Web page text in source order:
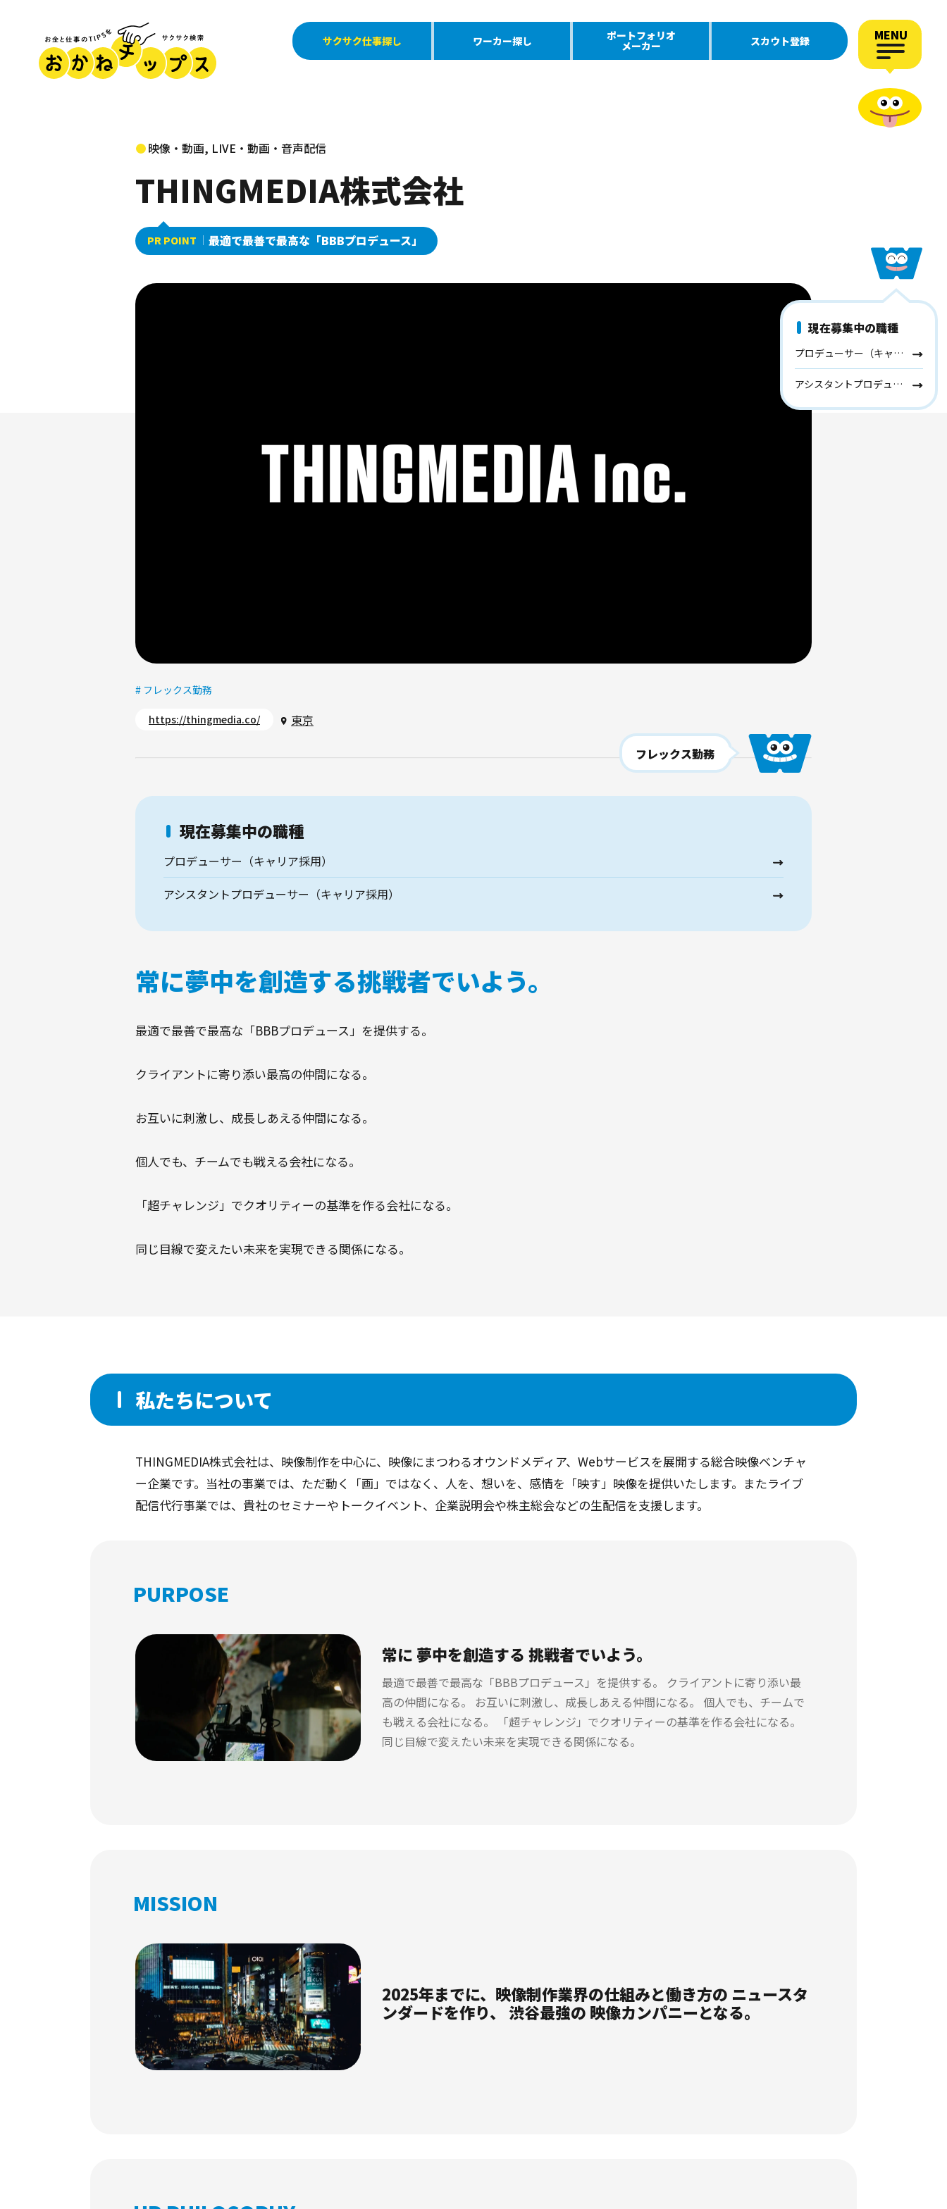
サクサク仕事探し ワーカー探し ポートフォリオ
メーカー スカウト登録 MENU
現在募集中の職種
プロデューサー（キャリア採用）
アシスタントプロデューサー（キャリア採用）
映像・動画, LIVE・動画・音声配信
THINGMEDIA株式会社
PR POINT 最適で最善で最高な「BBBプロデュース」
# フレックス勤務
https://thingmedia.co/ 東京
フレックス勤務
現在募集中の職種
プロデューサー（キャリア採用）
アシスタントプロデューサー（キャリア採用）
常に夢中を創造する挑戦者でいよう。
最適で最善で最高な「BBBプロデュース」を提供する。
クライアントに寄り添い最高の仲間になる。
お互いに刺激し、成長しあえる仲間になる。
個人でも、チームでも戦える会社になる。
「超チャレンジ」でクオリティーの基準を作る会社になる。
同じ目線で変えたい未来を実現できる関係になる。
私たちについて
THINGMEDIA株式会社は、映像制作を中心に、映像にまつわるオウンドメディア、Webサービスを展開する総合映像ベンチャ
ー企業です。当社の事業では、ただ動く「画」ではなく、人を、想いを、感情を「映す」映像を提供いたします。またライブ
配信代行事業では、貴社のセミナーやトークイベント、企業説明会や株主総会などの生配信を支援します。
PURPOSE
常に 夢中を創造する 挑戦者でいよう。
最適で最善で最高な「BBBプロデュース」を提供する。 クライアントに寄り添い最
高の仲間になる。 お互いに刺激し、成長しあえる仲間になる。 個人でも、チームで
も戦える会社になる。 「超チャレンジ」でクオリティーの基準を作る会社になる。
同じ目線で変えたい未来を実現できる関係になる。
MISSION
2025年までに、映像制作業界の仕組みと働き方の ニュースタ
ンダードを作り、 渋谷最強の 映像カンパニーとなる。